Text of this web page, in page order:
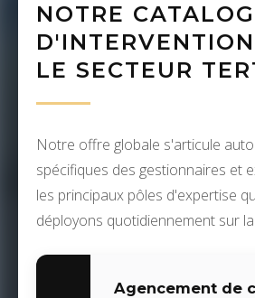
NOTRE
LE SECTEUR
Notre offre globale s'articule
spécifiques des gestionnaires et
les principaux pôles d'expertise
déployons quotidiennement sur
Agencement de